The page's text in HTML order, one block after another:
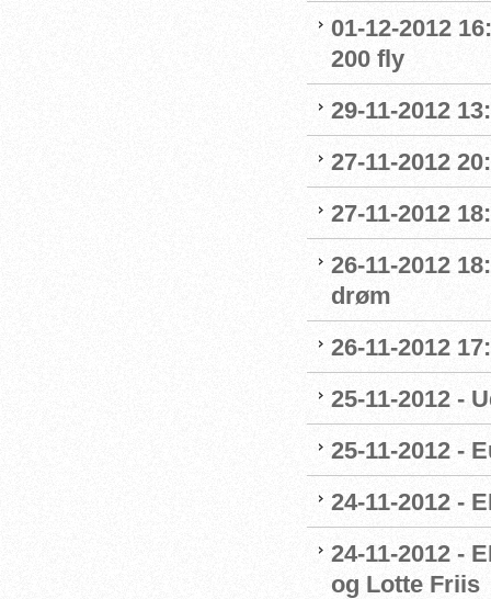
01-12-2012
200 fly
29-11-2012
27-11-2012
27-11-2012
26-11-2012
drøm
26-11-2012
25-11-2012 -
25-11-2012 -
24-11-2012 -
24-11-2012 -
og Lotte Friis